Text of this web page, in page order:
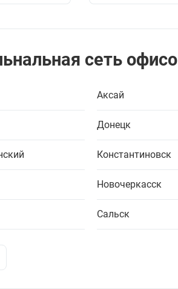
сеть
Аксай
Донецк
Константиновск
Новочеркасск
Сальск